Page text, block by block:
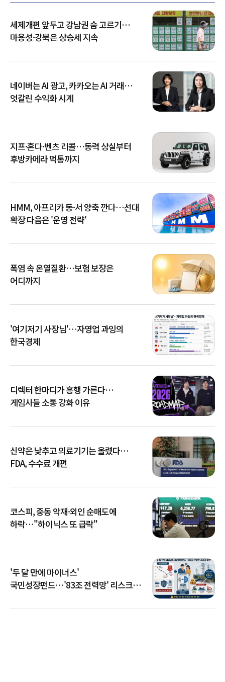
세제개편 앞두고 강남권 숨 고르기…
마용성·강북은 상승세 지속
네이버는 AI 광고, 카카오는 AI 거래…
엇갈린 수익화 시계
지프·혼다·벤츠 리콜…동력 상실부터
후방카메라 먹통까지
HMM, 아프리카 동·서 양축 깐다…선대
확장 다음은 '운영 전략'
폭염 속 온열질환…보험 보장은
어디까지
'여기저기 사장님'…자영업 과잉의
한국경제
디렉터 한마디가 흥행 가른다…
게임사들 소통 강화 이유
신약은 낮추고 의료기기는 올렸다…
FDA, 수수료 개편
코스피, 중동 악재·외인 순매도에
하락…"하이닉스 또 급락"
'두 달 만에 마이너스'
국민성장펀드…'83조 전력망' 리스크